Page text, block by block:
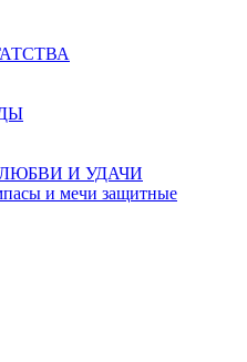
И УДАЧИ
и мечи защитные